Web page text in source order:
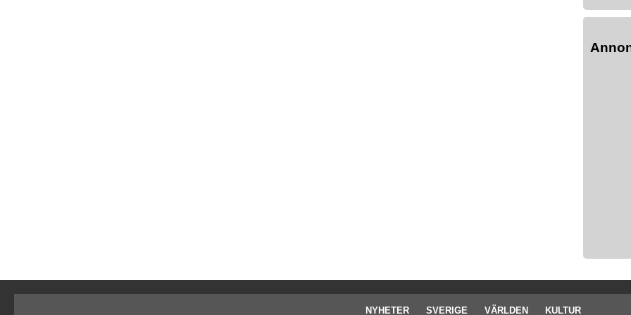
NYHETER SVERIGE VÄRLDEN KULTUR